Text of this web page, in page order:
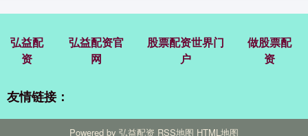
弘益配
资
弘益配资官
网
股票配资世界门
户
做股票配
资
友情链接：
Powered by 弘益配资 RSS地图 HTML地图